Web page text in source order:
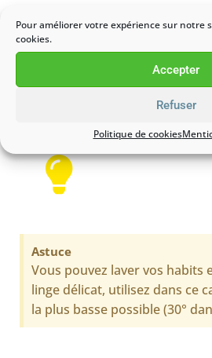
Pour améliorer votre expérience sur notre
cookies.
Accepter
Refuser
Politique de cookies
Les tissus en coton
Pour les tissus en coton
vêtements, nappes, draps…
sont très sales.
Astuce
Vous pouvez laver vos habits
linge délicat, utilisez dans ce
la plus basse possible (30°